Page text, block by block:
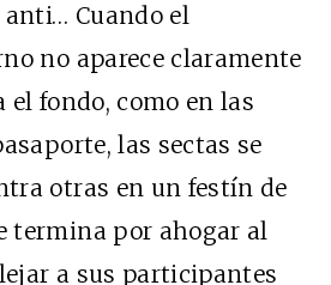
Cuando el
no aparece claramente
fondo, como en las
las sectas se
otras en un festín de
termina por ahogar al
a sus participantes